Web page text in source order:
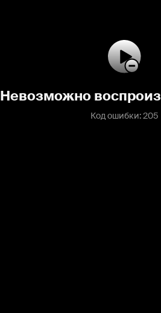
Невозможно
Код ошибки: 205